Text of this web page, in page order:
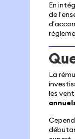
En
de
La
les